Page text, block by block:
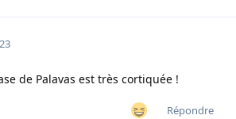
de Palavas est très cortiquée !
Répondre